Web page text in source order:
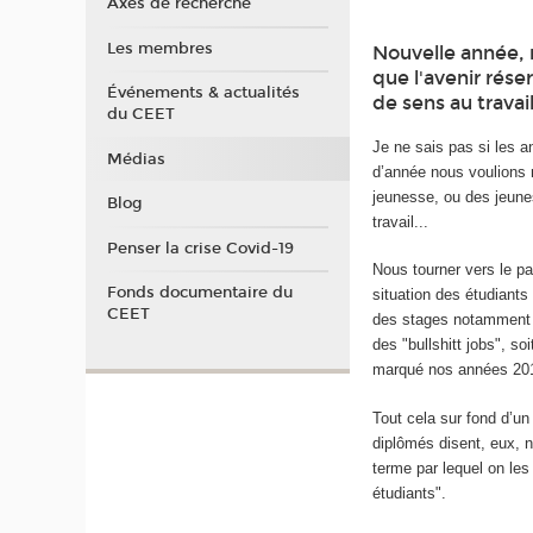
Nouvelle année,
que l'avenir
de sens au
Je ne sais pas si les
d’année nous
jeunesse, ou des
travail...
Nous tourner vers le
situation des
des stages
des "bullshitt jobs",
marqué nos années
Tout cela sur fond
diplômés disent, eux,
terme par lequel on
étudiants".
Les membres
Événements & actualités
du CEET
Médias
Blog
Penser la crise Covid-19
Fonds documentaire du
CEET